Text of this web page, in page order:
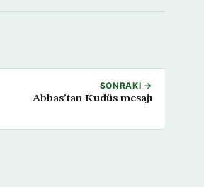
SONRAKI →
Abbas’tan Kudüs mesajı